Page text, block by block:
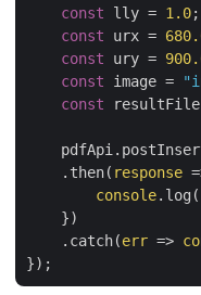
const lly = 1.0;
const urx =
const ury =
const image =
const
    .then(
response
console.log(
    })
    .catch(
err =>